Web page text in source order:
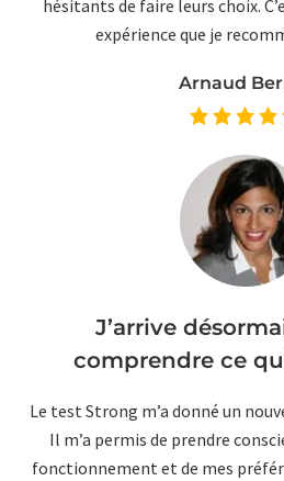
hésitants de faire leurs choix.
expérience que je
Arnaud
J’arrive
comprendre ce
Le test Strong m’a donné un
Il m’a permis de prendre
fonctionnement et de mes